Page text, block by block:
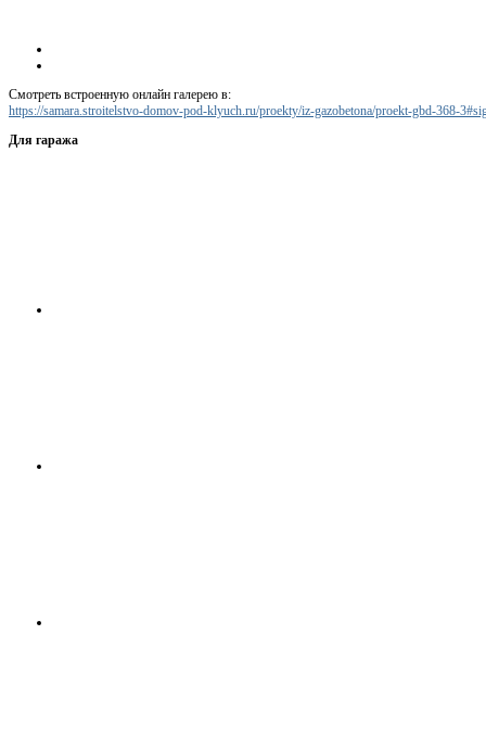
Смотреть встроенную онлайн галерею в:
https://samara.stroitelstvo-domov-pod-klyuch.ru/proekty/iz-gazobetona/proekt-gbd-368-
Для гаража